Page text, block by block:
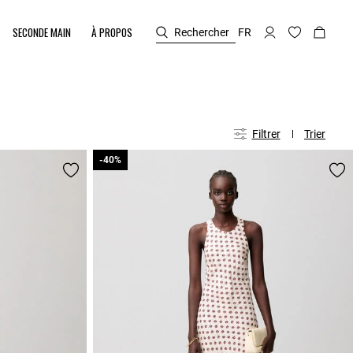
SECONDE MAIN À PROPOS Rechercher FR
Filtrer Trier
-40%
-40%